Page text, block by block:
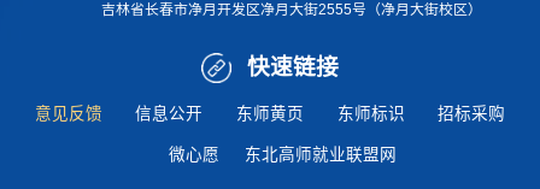
吉林省长春市净月开发区净月大街2555号（净月 大街校区）
快速链接
意见反馈 信息公开 东师黄页 东师标识 招标采购
微心愿 东北高师就业联盟网